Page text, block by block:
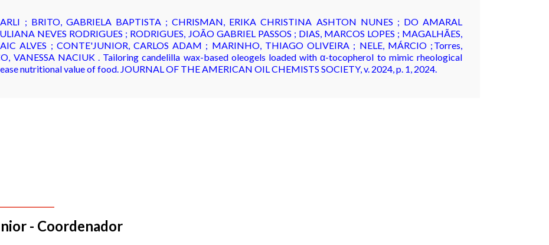
; BRITO, GABRIELA BAPTISTA ; CHRISMAN, ERIKA CHRISTINA ASHTON NUNES ; DO AMARAL
NEVES RODRIGUES ; RODRIGUES, JOÃO GABRIEL PASSOS ; DIAS, MARCOS LOPES ; MAGALHÃES,
ALVES ; CONTE'JUNIOR, CARLOS ADAM ; MARINHO, THIAGO OLIVEIRA ; NELE, MÁRCIO ; Torres,
VANESSA NACIUK . Tailoring candelilla wax-based oleogels loaded with α-tocopherol to mimic rheological
nutritional value of food. JOURNAL OF THE AMERICAN OIL CHEMISTS SOCIETY, v. 2024, p. 1, 2024.
- Coordenador